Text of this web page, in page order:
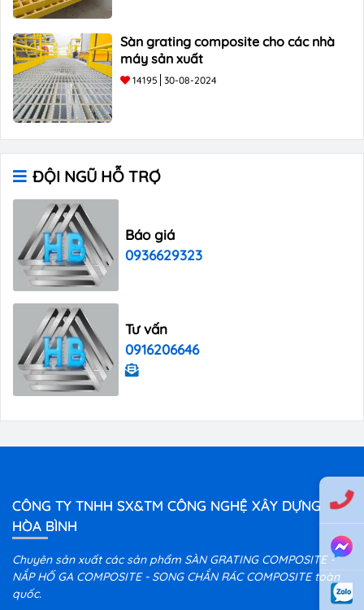
Sàn grating composite cho các nhà
máy sản xuất
14195 30-08-2024
ĐỘI NGŨ HỖ TRỢ
Báo giá
0936629323
Tư vấn
0916206646
CÔNG TY TNHH SX&TM CÔNG NGHỆ XÂY DỰNG
HÒA BÌNH
Chuyên sản xuất các sản phẩm SÀN GRATING COMPOSITE -
NẮP HỐ GA COMPOSITE - SONG CHẮN RÁC COMPOSITE toàn
quốc.